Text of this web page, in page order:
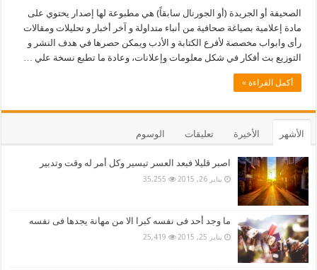
الصحيفة أو الجريدة (أو الجورنال سابقاً) هي مطبوعة لها إصدار يحتوي على
مادة إعلامية بصياغة صحافية من أنباء متداولة و آخر أخبار و تحليلات ومقالات
رأى وابواب مخصصة لأفرع الكتابة و الأدب ويمكن حصرها في هدف النشر و
التوزيع بث أفكار في شكل معلومات وإعلانات، وعادة ما تطبع نسخة علي …
أكمل القراءة »
الأشهر الأخيرة تعليقات الوسوم
اصبر قليلا فبعد العسر تيسير وكل أمر له وقت وتدبير
يناير 26, 2015 35,255
ما وجد أحد فى نفسه كبرا الا من مهانة يجدها فى نفسه
يناير 25, 2015 25,419